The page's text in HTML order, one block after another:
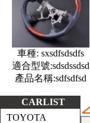
車種: sxsdfsdsdfs
適合型號:sdsdssdsd
產品名稱:sdfsdfsd
CARLIST
TOYOTA